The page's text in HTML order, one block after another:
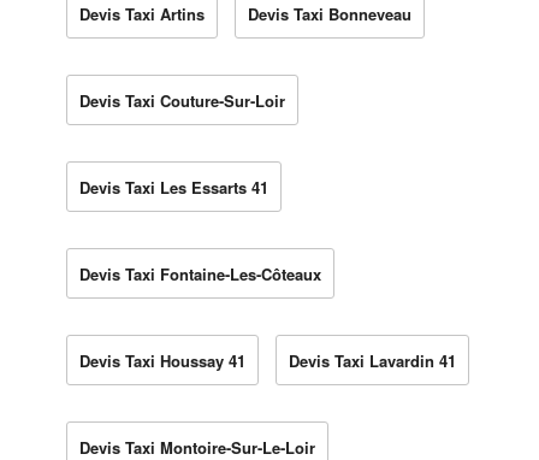
Devis Taxi Artins Devis Taxi Bonneveau
Devis Taxi Couture-Sur-Loir
Devis Taxi Les Essarts 41
Devis Taxi Fontaine-Les-Côteaux
Devis Taxi Houssay 41 Devis Taxi Lavardin 41
Devis Taxi Montoire-Sur-Le-Loir